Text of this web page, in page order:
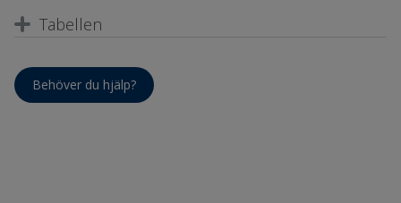
Tabellen
Behöver du hjälp?